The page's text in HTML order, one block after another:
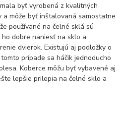
byť vyrobená z kvalitných
môže byť inštalovaná samostatne
používané na čelné sklá sú
dobre naniesť na sklo a
dvierok. Existujú aj podložky o
prípade sa háčik jednoducho
Koberce môžu byť vybavené aj
lepšie prilepia na čelné sklo a